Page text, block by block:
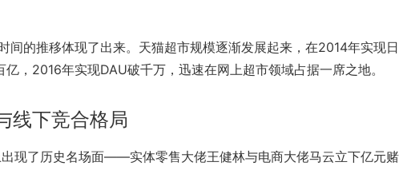
间的推移体现了出来。天猫超市规模逐渐发展起来，在2014年实现日
，2016年实现DAU破千万，迅速在网上超市领域占据一席之地。
线下竞合格局
出现了历史名场面——实体零售大佬王健林与电商大佬马云立下亿元赌